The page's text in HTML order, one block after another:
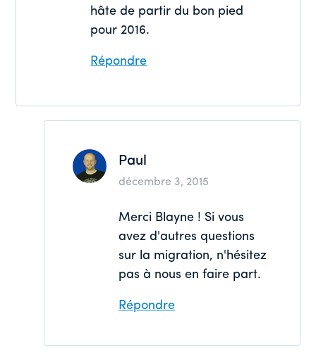
hâte de partir du bon pied
pour 2016.
Répondre
Paul
décembre 3, 2015
Merci Blayne ! Si vous
avez d'autres questions
sur la migration, n'hésitez
pas à nous en faire part.
Répondre